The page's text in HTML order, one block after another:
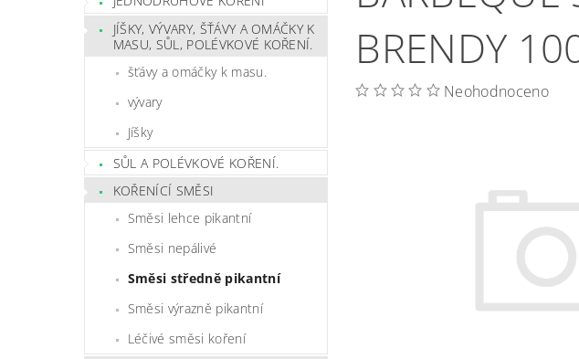
JÍŠKY, VÝVARY, ŠŤÁVY A OMÁČKY K
MASU, SŮL, POLÉVKOVÉ KOŘENÍ.
šťávy a omáčky k masu.
vývary
Jíšky
SŮL A POLÉVKOVÉ KOŘENÍ.
KOŘENÍCÍ SMĚSI
Směsi lehce pikantní
Směsi nepálivé
Směsi středně pikantní
Směsi výrazně pikantní
Léčivé směsi koření
BRENDY
Neohodnoceno